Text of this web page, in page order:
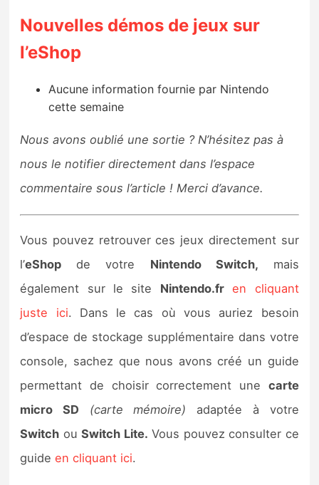
Nouvelles démos de jeux sur
l’eShop
Aucune information fournie par Nintendo
cette semaine
Nous avons oublié une sortie ? N’hésitez pas à
nous le notifier directement dans l’espace
commentaire sous l’article ! Merci d’avance.
Vous pouvez retrouver ces jeux directement sur
l’eShop de votre Nintendo Switch, mais
également sur le site Nintendo.fr en cliquant
juste ici. Dans le cas où vous auriez besoin
d’espace de stockage supplémentaire dans votre
console, sachez que nous avons créé un guide
permettant de choisir correctement une carte
micro SD (carte mémoire) adaptée à votre
Switch ouSwitch Lite. Vous pouvez consulter ce
guideen cliquant ici.